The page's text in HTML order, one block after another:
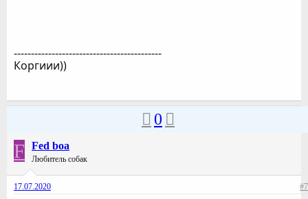
-------------------------------------------
Коргиии))
0
F Fed boa
Любитель собак
17.07.2020 #7